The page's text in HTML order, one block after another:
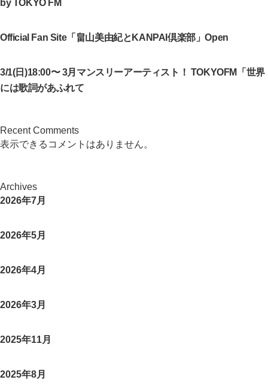
by TOKYO FM
Official Fan Site「畠山美由紀とKANPAI倶楽部」Open
3/1(日)18:00〜 3月マンスリーアーティスト！ TOKYOFM「世界
には歌詞があふれて
Recent Comments
表示できるコメントはありません。
Archives
2026年7月
2026年5月
2026年4月
2026年3月
2025年11月
2025年8月